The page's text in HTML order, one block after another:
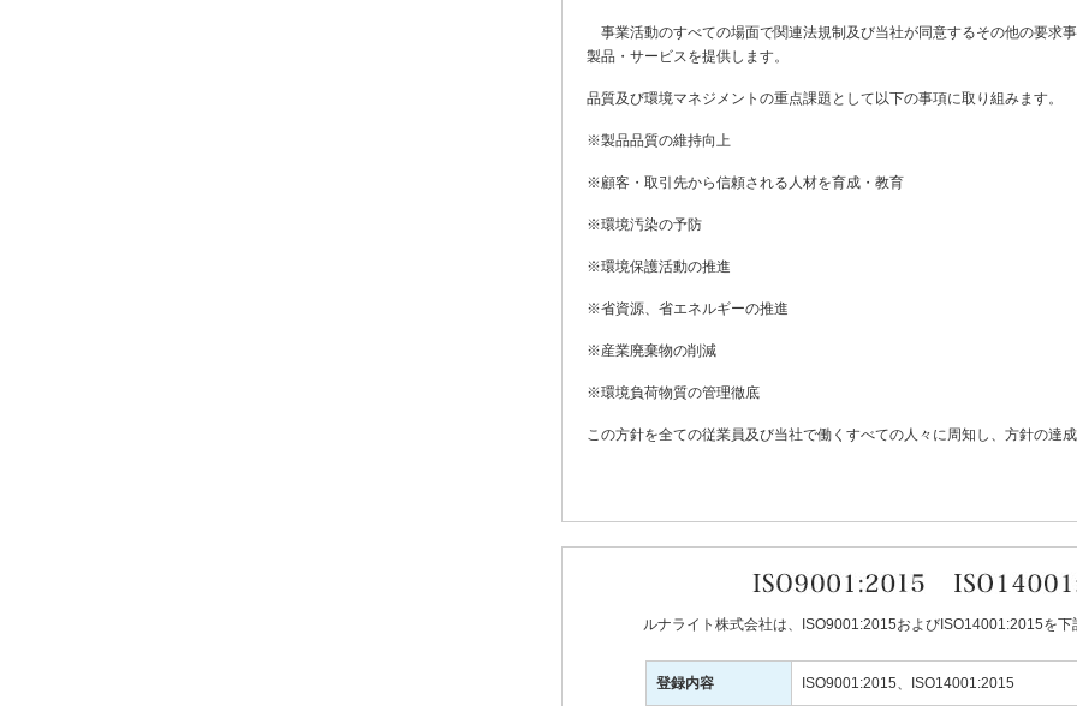
事業活動のすべての場面で関連法規制及び当社が同意するその他の要求
製品・サービスを提供します。
品質及び環境マネジメントの重点課題として以下の事項に取り組みます。
※製品品質の維持向上
※顧客・取引先から信頼される人材を育成・教育
※環境汚染の予防
※環境保護活動の推進
※省資源、省エネルギーの推進
※産業廃棄物の削減
※環境負荷物質の管理徹底
この方針を全ての従業員及び当社で働くすべての人々に周知し、方針の達
ルナライト株式会社は、ISO9001:2015およびISO14001:2015を
登録内容 ISO9001:2015、ISO14001:2015